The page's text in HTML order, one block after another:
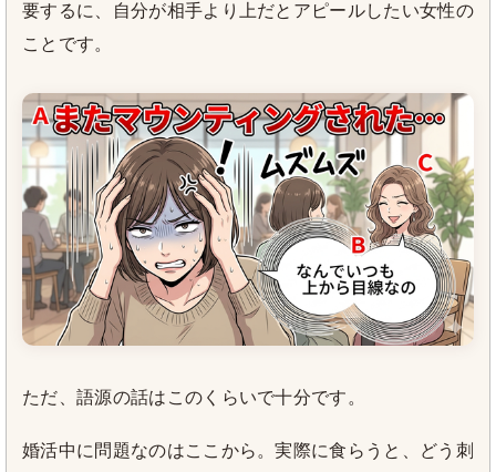
要するに、自分が相手より上だとアピールしたい女性の
ことです。
ただ、語源の話はこのくらいで十分です。
婚活中に問題なのはここから。実際に食らうと、どう刺